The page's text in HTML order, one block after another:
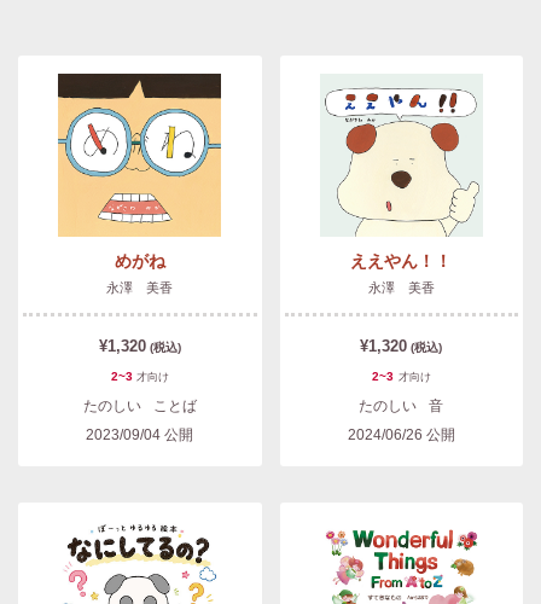
めがね
永澤 美香
¥1,320 (税込)
2~3 才向け
たのしい
ことば
2023/09/04 公開
ええやん！！
永澤 美香
¥1,320 (税込)
2~3 才向け
たのしい
音
2024/06/26 公開